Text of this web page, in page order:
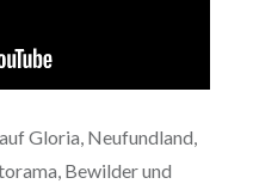
Gloria, Neufundland,
Bewilder und